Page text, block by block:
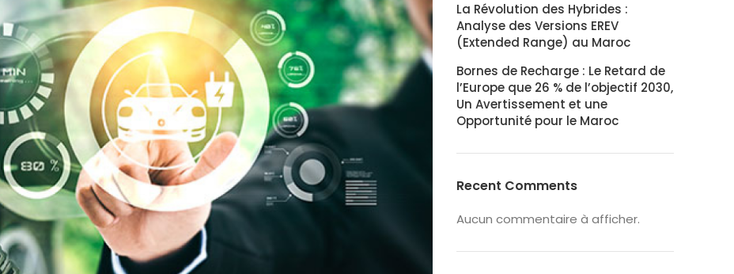
La Révolution des Hybrides :
Analyse des Versions EREV
(Extended Range) au Maroc
Bornes de Recharge : Le Retard de
l’Europe que 26 % de l’objectif 2030,
Un Avertissement et une
Opportunité pour le Maroc
Recent Comments
Aucun commentaire à afficher.